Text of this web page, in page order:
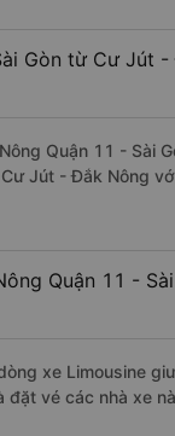
Gòn từ Cư Jút
Quận 11 - Sài
Jút - Đắk Nông
Quận 11 -
xe Limousine
đặt vé các nhà xe